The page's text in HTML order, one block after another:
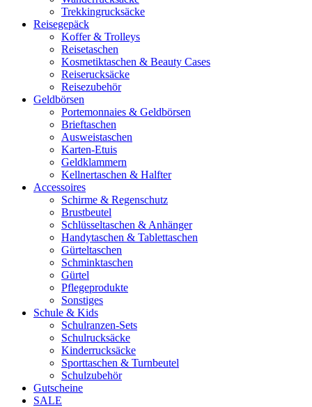
Trekkingrucksäcke
Reisegepäck
Koffer & Trolleys
Reisetaschen
Kosmetiktaschen & Beauty Cases
Reiserucksäcke
Reisezubehör
Geldbörsen
Portemonnaies & Geldbörsen
Brieftaschen
Ausweistaschen
Karten-Etuis
Geldklammern
Kellnertaschen & Halfter
Accessoires
Schirme & Regenschutz
Brustbeutel
Schlüsseltaschen & Anhänger
Handytaschen & Tablettaschen
Gürteltaschen
Schminktaschen
Gürtel
Pflegeprodukte
Sonstiges
Schule & Kids
Schulranzen-Sets
Schulrucksäcke
Kinderrucksäcke
Sporttaschen & Turnbeutel
Schulzubehör
Gutscheine
SALE